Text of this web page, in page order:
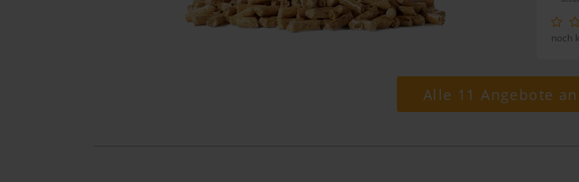
noch
Alle 11 Angebote